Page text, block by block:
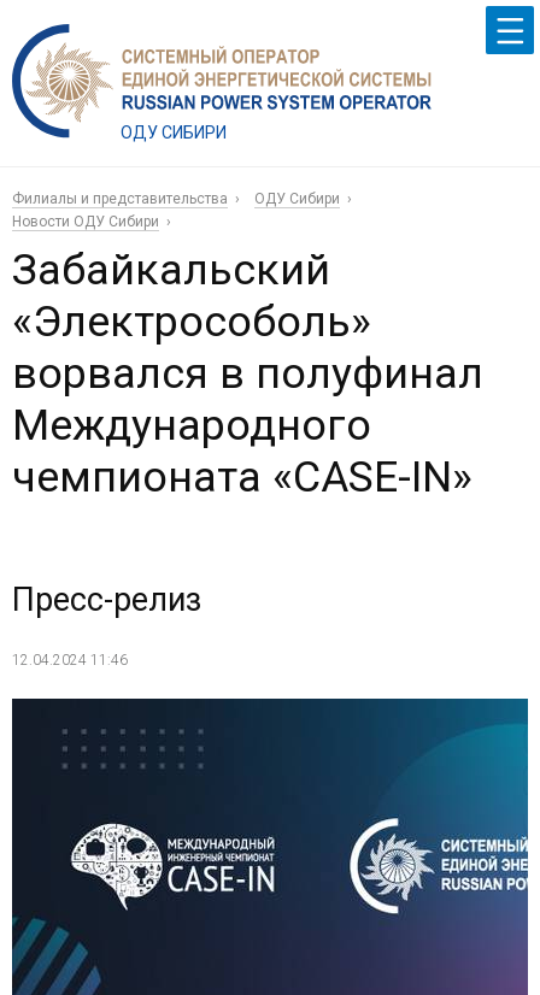
ОДУ СИБИРИ
Филиалы и представительства
ОДУ Сибири
Новости ОДУ Сибири
Забайкальский
«Электрособоль»
ворвался в полуфинал
Международного
чемпионата «CASE-IN»
Пресс-релиз
12.04.2024 11:46